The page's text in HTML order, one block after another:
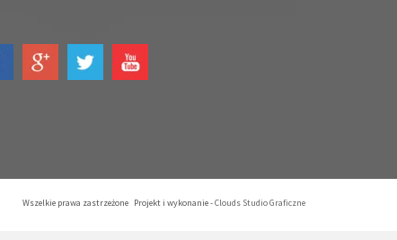
Wszelkie prawa zastrzeżone Projekt i wykonanie -Clouds Studio Graficzne